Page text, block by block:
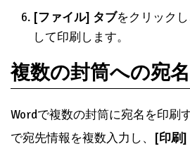
[ファイル] タブをクリックし
して印刷します。
複数の封筒への宛
Wordで複数の封筒に宛名を印刷
で宛先情報を複数入力し、
[印刷]